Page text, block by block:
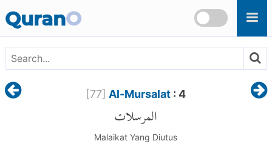
QuranO
[77] Al-Mursalat : 4
المرسلات
Malaikat Yang Diutus